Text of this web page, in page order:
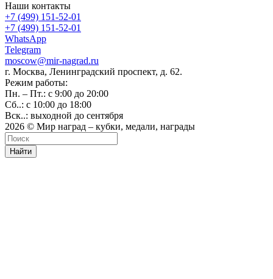
Наши контакты
+7 (499) 151-52-01
+7 (499) 151-52-01
WhatsApp
Telegram
moscow@mir-nagrad.ru
г. Москва, Ленинградский проспект, д. 62.
Режим работы:
Пн. – Пт.: с 9:00 до 20:00
Сб..: с 10:00 до 18:00
Вск..: выходной до сентября
2026 © Мир наград – кубки, медали, награды
Найти